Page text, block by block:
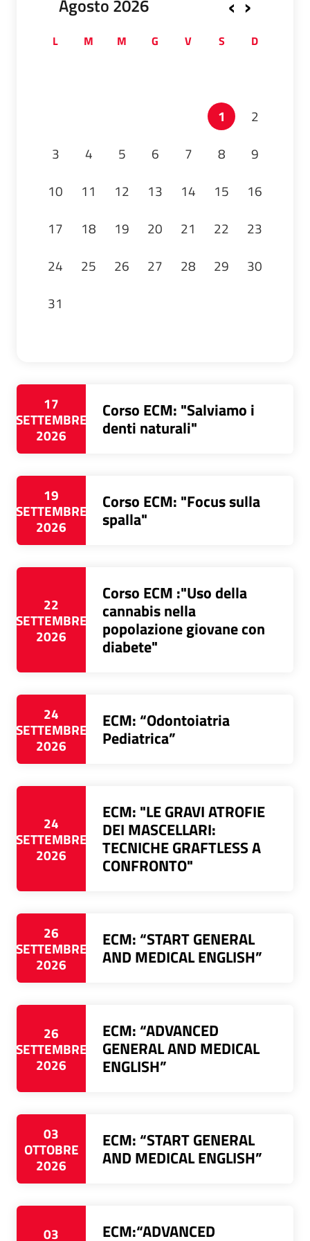
Agosto 2026
L M M G V S D
1
2
3
4 5 6 7 8
9
10
11 12 13 14 15
16
17
18 19 20 21 22
23
24
25 26 27 28 29
30
31
17
SETTEMBRE
2026
Corso ECM: "Salviamo i
denti naturali"
19
SETTEMBRE
2026
Corso ECM: "Focus sulla
spalla"
22
SETTEMBRE
2026
Corso ECM :"Uso della
cannabis nella
popolazione giovane con
diabete"
24
SETTEMBRE
2026
ECM: “Odontoiatria
Pediatrica”
24
SETTEMBRE
2026
ECM: "LE GRAVI ATROFIE
DEI MASCELLARI:
TECNICHE GRAFTLESS A
CONFRONTO"
26
SETTEMBRE
2026
ECM: “START GENERAL
AND MEDICAL ENGLISH”
26
SETTEMBRE
2026
ECM: “ADVANCED
GENERAL AND MEDICAL
ENGLISH”
03
OTTOBRE
2026
ECM: “START GENERAL
AND MEDICAL ENGLISH”
03 ECM:“ADVANCED